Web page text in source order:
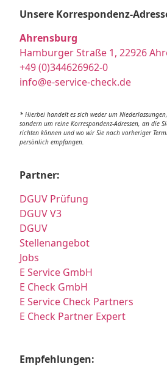
Unsere Korrespondenz-
Ahrensburg
Hamburger Straße 1, 22926
+49 (0)344626962-0
info@e-service-check.de
* Hierbei handelt es sich weder um
sondern um reine Korrespondenz-Adressen, an die
richten können und wo wir Sie nach vorheriger
persönlich empfangen.
Partner:
DGUV Prüfung
DGUV V3
DGUV
Stellenangebot
Jobs
E Service GmbH
E Check GmbH
E Service Check Partners
E Check Partner Expert
Empfehlungen: